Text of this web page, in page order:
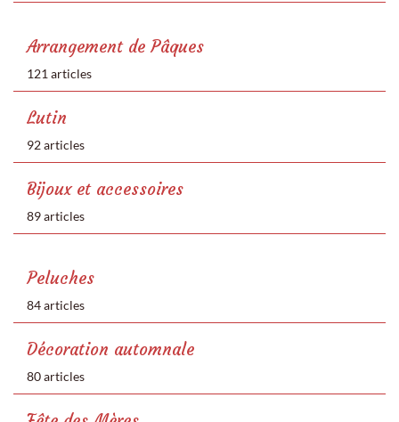
Arrangement de Pâques
121 articles
Lutin
92 articles
Bijoux et accessoires
89 articles
Peluches
84 articles
Décoration automnale
80 articles